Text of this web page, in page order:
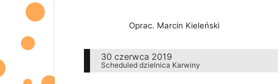
Oprac. Marcin Kieleński
30 czerwca 2019
Scheduled dzielnica Karwiny